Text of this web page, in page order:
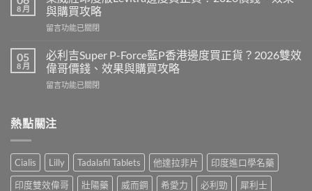
利
士
邊
好？
2026
果、
持
完
整
對
壯
陽
藥
港
邊
度
買
全？
購
攻
略：
8 月
與購買攻略
在
威
壯
印
度
邊
正
貨？
2026
留言功能已關閉
05
8 月
必利吉Super P-Force藍P香港邊度買正貨？2026雙效
偉哥價錢、效果與購買攻略
在
吉
Super
Force
藍
P
留言功能已關閉
熱點關注
Cialis Lilly Tadalafil Tablets 他達拉非片
印度進口學名藥
印度雙效偉哥
壯陽藥 威而鋼 希愛力 必利勁 犀利士